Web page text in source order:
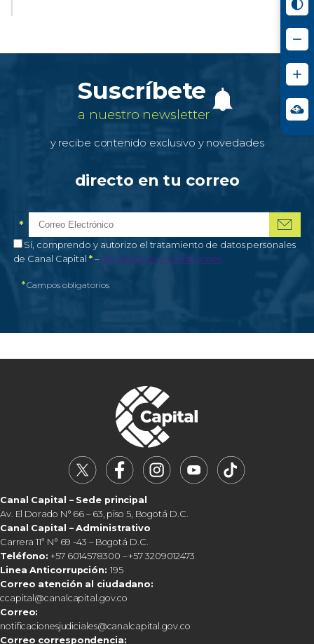
Suscríbete
a nuestro newsletter
y recibe contenido exclusivo y novedades
directo en tu correo
Correo electrónico*
*
Campo obligatorio
Autorización de tratamiento de datos personales
Sí, comprendo y autorizo el tratamiento de datos personales
de Canal Capital *–Campo obligatorio
Ver Términos y condiciones
*Campos obligatorios
Canal Capital – Sede principal
Av. El Dorado N° 66 – 63, piso 5, Bogotá D.C.
Canal Capital – Administrativo
Carrera 11ª N° 69 -43 – Bogotá D.C.
Teléfono: +57 6014578300 – +57 3209012473
Linea Anticorrupción: 195
Correo atención al ciudadano:
ccapital@canalcapital.gov.co
Correo:
notificacionesjudiciales@canalcapital.gov.co
Correo correspondencia: